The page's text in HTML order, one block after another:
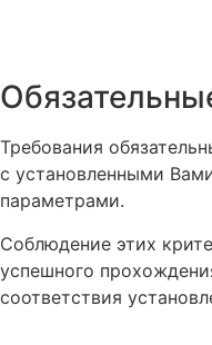
Требования
с установленными
параметрами.
Соблюдение этих
успешного
соответствия